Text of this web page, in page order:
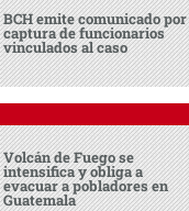
BCH emite comunicado por
captura de funcionarios
vinculados al caso
Volcán de Fuego se
intensifica y obliga a
evacuar a pobladores en
Guatemala